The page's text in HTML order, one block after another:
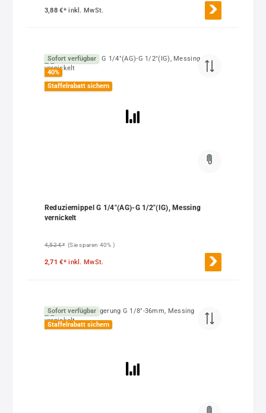
3,88 €*inkl. MwSt.
Sofort verfügbar
40%
Staffelrabatt sichern
Reduziernippel G 1/4"(AG)-G 1/2"(IG), Messing
vernickelt
4,52 €* (Sie sparen 40% )
2,71 €*inkl. MwSt.
Sofort verfügbar
Staffelrabatt sichern